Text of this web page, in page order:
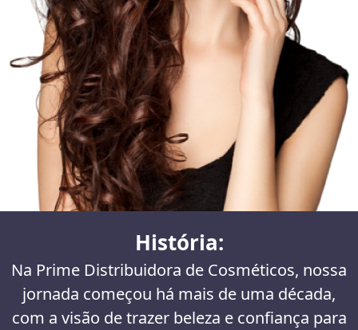
História:
Na Prime Distribuidora de Cosméticos, nossa
jornada começou há mais de uma década,
com a visão de trazer beleza e confiança para